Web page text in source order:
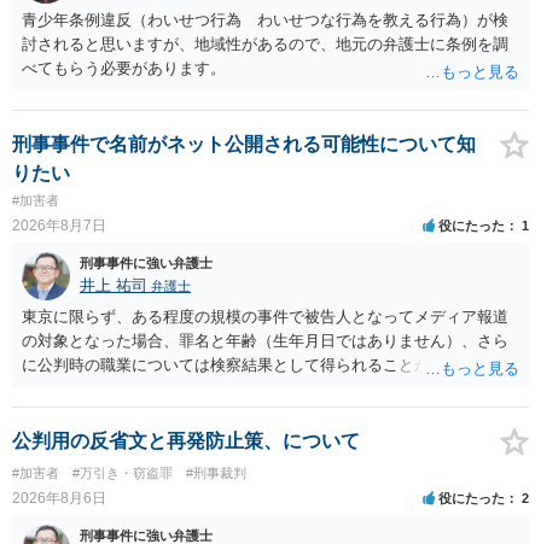
青少年条例違反（わいせつ行為 わいせつな行為を教える行為）が検
討されると思いますが、地域性があるので、地元の弁護士に条例を調
べてもらう必要があります。
刑事事件で名前がネット公開される可能性について知
りたい
#加害者
2026年8月7日 役にたった 1
刑事事件に強い弁護士
井上 祐司 弁護士
東京に限らず、ある程度の規模の事件で被告人となってメディア報道
の対象となった場合、罪名と年齢（生年月日ではありません）、さら
に公判時の職業については検察結果として得られることが通常です。
公判用の反省文と再発防止策、について
#加害者 #万引き・窃盗罪 #刑事裁判
2026年8月6日 役にたった 2
刑事事件に強い弁護士